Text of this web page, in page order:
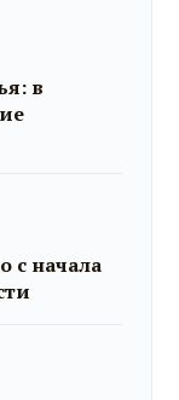
в
с начала